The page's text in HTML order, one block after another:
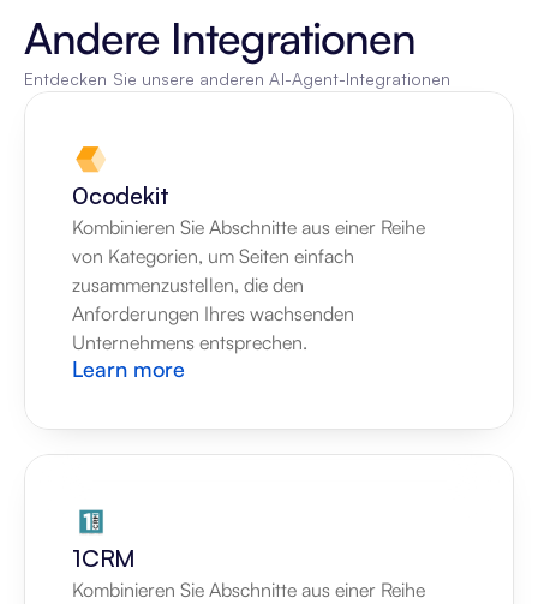
Andere Integrationen
Entdecken Sie unsere anderen AI-Agent-Integrationen
0codekit
Kombinieren Sie Abschnitte aus einer Reihe
von Kategorien, um Seiten einfach
zusammenzustellen, die den
Anforderungen Ihres wachsenden
Unternehmens entsprechen.
Learn more
1CRM
Kombinieren Sie Abschnitte aus einer Reihe